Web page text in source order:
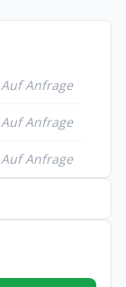
Auf Anfrage
Auf Anfrage
Auf Anfrage